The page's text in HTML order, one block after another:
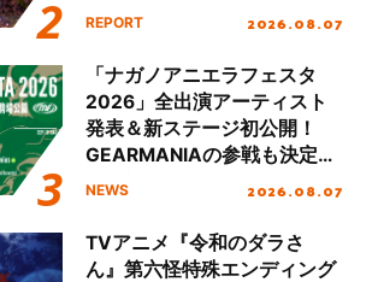
Party Stage／埼玉公演＞”
REPORT 2026.08.07
「ナガノアニエラフェスタ
2026」全出演アーティスト
発表＆新ステージ初公開！
GEARMANIAの参戦も決定
し、初となる第3ステージの
NEWS 2026.08.07
TVアニメ『令和のダラさ
ん』第六怪特殊エンディング